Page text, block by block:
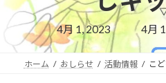
ッ
移
4月 1, 2023
最
終
更
新
4月
ホーム おしらせ 活動情報 こ